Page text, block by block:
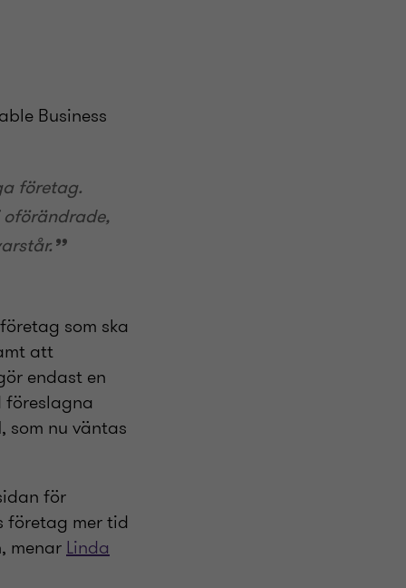
Business
företag.
som ska
att
endast en
föreslagna
som nu väntas
för
företag mer tid
menar Linda